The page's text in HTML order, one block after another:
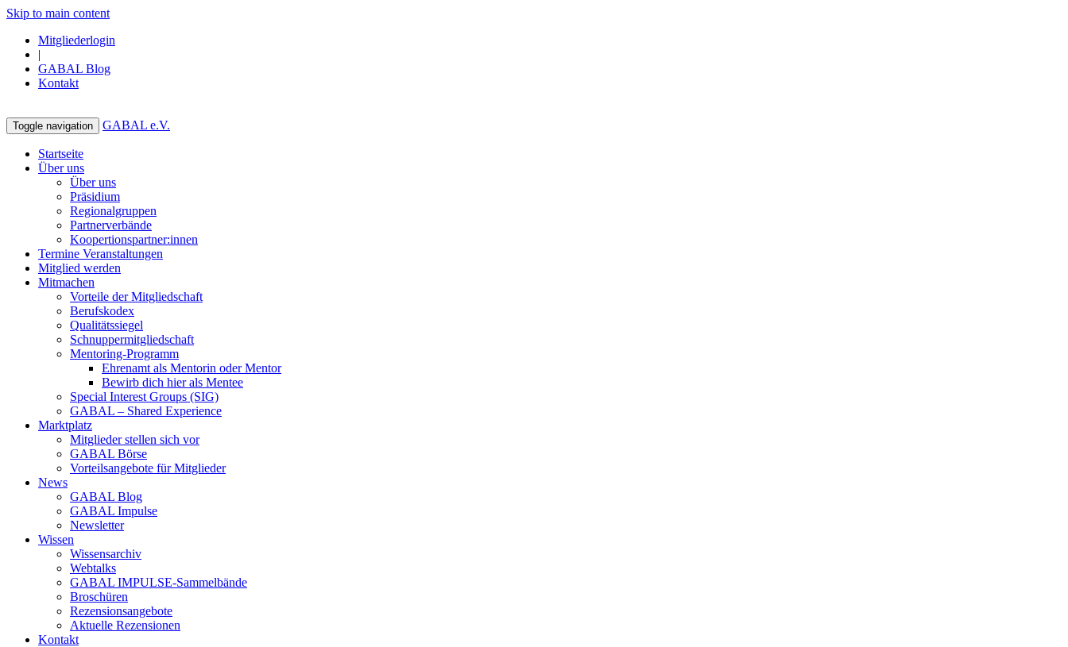
Skip to main content
Mitgliederlogin
|
GABAL Blog
Kontakt
Toggle navigation GABAL e.V.
Startseite
Über uns
Über uns
Präsidium
Regionalgruppen
Partnerverbände
Koopertionspartner:innen
Termine Veranstaltungen
Mitglied werden
Mitmachen
Vorteile der Mitgliedschaft
Berufskodex
Qualitätssiegel
Schnuppermitgliedschaft
Mentoring-Programm
Ehrenamt als Mentorin oder Mentor
Bewirb dich hier als Mentee
Special Interest Groups (SIG)
GABAL – Shared Experience
Marktplatz
Mitglieder stellen sich vor
GABAL Börse
Vorteilsangebote für Mitglieder
News
GABAL Blog
GABAL Impulse
Newsletter
Wissen
Wissensarchiv
Webtalks
GABAL IMPULSE-Sammelbände
Broschüren
Rezensionsangebote
Aktuelle Rezensionen
Kontakt